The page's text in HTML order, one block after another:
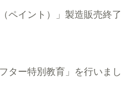
ペイント）」製造販売終了
ター特別教育」を行いまし